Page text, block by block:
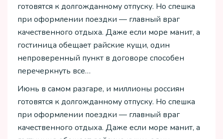
готовятся к долгожданному отпуску. Но спешка
при оформлении поездки — главный враг
качественного отдыха. Даже если море манит, а
гостиница обещает райские кущи, один
непроверенный пункт в договоре способен
перечеркнуть все…
Июнь в самом разгаре, и миллионы россиян
готовятся к долгожданному отпуску. Но спешка
при оформлении поездки — главный враг
качественного отдыха. Даже если море манит, а